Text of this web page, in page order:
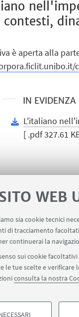
WEB
sia cookie tecnici
di tracciamento
continuerai la
sui cookie
le tue scelte e
consulta la nostra
contesti,
è aperta alla
IN EVIDENZA
L'italiano
[ .pdf 327.61
Area riservata
STUDIORUM -
sul sito e